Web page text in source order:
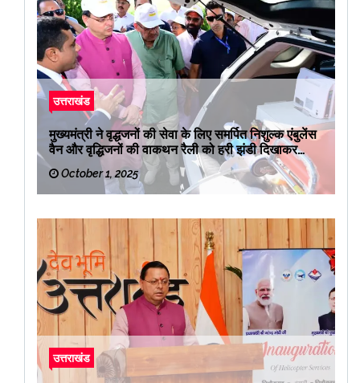
उत्तराखंड
मुख्यमंत्री ने वृद्धजनों की सेवा के लिए समर्पित निशुल्क एंबुलेंस
वैन और वृद्धिजनों की वाकथन रैली को हरी झंडी दिखाकर
रवाना किया
October 1, 2025
उत्तराखंड